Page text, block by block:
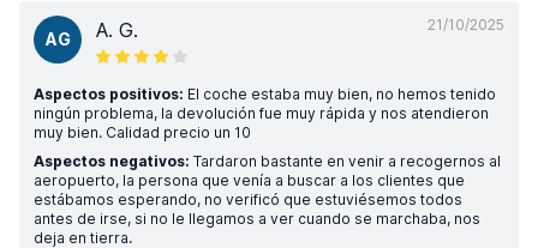
21/10/2025
AG A. G.
Aspectos positivos: El coche estaba muy bien, no hemos tenido
ningún problema, la devolución fue muy rápida y nos atendieron
muy bien. Calidad precio un 10
Aspectos negativos: Tardaron bastante en venir a recogernos al
aeropuerto, la persona que venía a buscar a los clientes que
estábamos esperando, no verificó que estuviésemos todos
antes de irse, si no le llegamos a ver cuando se marchaba, nos
deja en tierra.